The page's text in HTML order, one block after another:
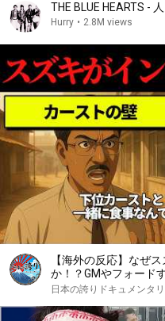
THE BLUE HEARTS -
Hurry • 2.8M views
【海外の反応】なぜ
か！？GMやフォード
と共に歩んだ40年の
日本の誇りドキュメンタ